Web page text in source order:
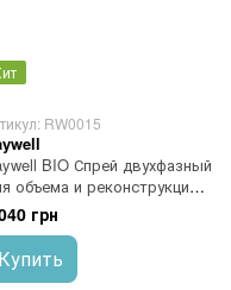
RW0015
BIO Спрей двухфазный
объема и реконструкции
млгрн
Купить